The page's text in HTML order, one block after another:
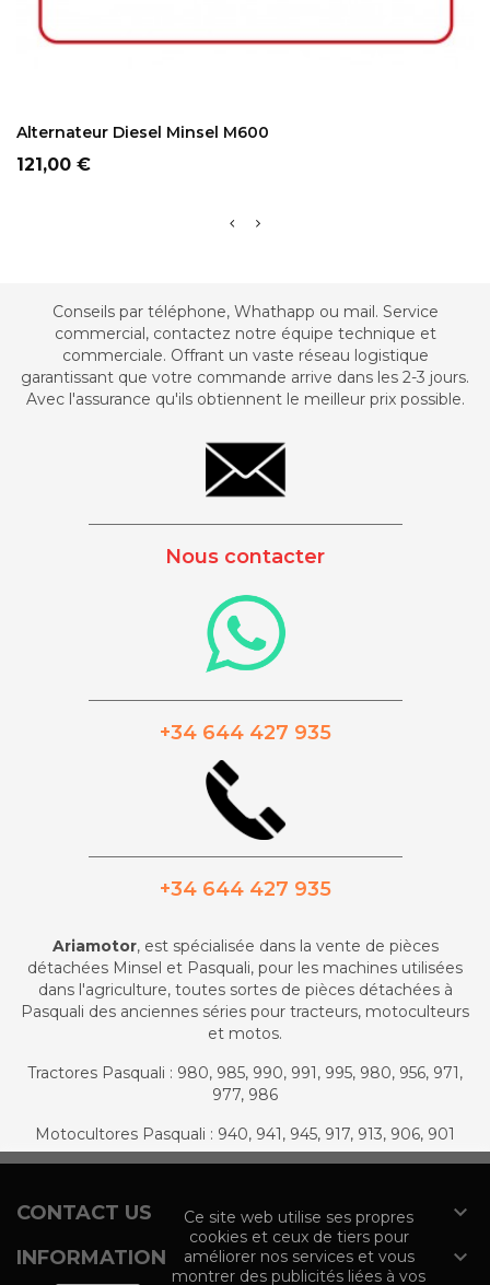
Alternateur Diesel Minsel M600
Prix
121,00 €
Conseils par téléphone, Whathapp ou mail. Service
commercial, contactez notre équipe technique et
commerciale. Offrant un vaste réseau logistique
garantissant que votre commande arrive dans les 2-3 jours.
Avec l'assurance qu'ils obtiennent le meilleur prix possible.
Nous contacter
+34 644 427 935
+34 644 427 935
Ariamotor, est spécialisée dans la vente de pièces
détachées Minsel et Pasquali, pour les machines utilisées
dans l'agriculture, toutes sortes de pièces détachées à
Pasquali des anciennes séries pour tracteurs, motoculteurs
et motos.
Tractores Pasquali : 980, 985, 990, 991, 995, 980, 956, 971,
977, 986
Motocultores Pasquali : 940, 941, 945, 917, 913, 906, 901
CONTACT US 
INFORMATION 
Ce site web utilise ses propres
cookies et ceux de tiers pour
améliorer nos services et vous
montrer des publicités liées à vos